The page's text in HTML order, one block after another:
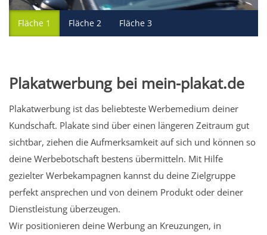
Fläche 1 Fläche 2 Fläche 3
Plakatwerbung bei mein-plakat.de
Plakatwerbung ist das beliebteste Werbemedium deiner
Kundschaft. Plakate sind über einen längeren Zeitraum gut
sichtbar, ziehen die Aufmerksamkeit auf sich und können so
deine Werbebotschaft bestens übermitteln. Mit Hilfe
gezielter Werbekampagnen kannst du deine Zielgruppe
perfekt ansprechen und von deinem Produkt oder deiner
Dienstleistung überzeugen.
Wir positionieren deine Werbung an Kreuzungen, in